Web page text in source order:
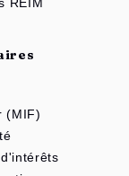
(MIF)